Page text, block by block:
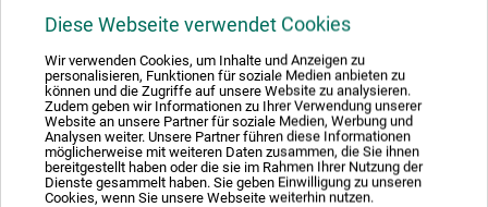
Diese Webseite verwendet Cookies
Wir verwenden Cookies, um Inhalte und Anzeigen zu
personalisieren, Funktionen für soziale Medien anbieten zu
können und die Zugriffe auf unsere Website zu analysieren.
Zudem geben wir Informationen zu Ihrer Verwendung unserer
Website an unsere Partner für soziale Medien, Werbung und
Analysen weiter. Unsere Partner führen diese Informationen
möglicherweise mit weiteren Daten zusammen, die Sie ihnen
bereitgestellt haben oder die sie im Rahmen Ihrer Nutzung der
Dienste gesammelt haben. Sie geben Einwilligung zu unseren
Cookies, wenn Sie unsere Webseite weiterhin nutzen.
zzgl. Versandkosten